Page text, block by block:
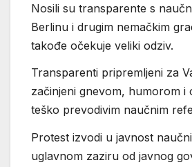
Nosili su transparente s
Berlinu i drugim nemačkim
takođe očekuje veliki odziv.
Transparenti pripremljeni za
začinjeni gnevom, humorom i
teško prevodivim naučnim
Protest izvodi u javnost
uglavnom zaziru od javnog